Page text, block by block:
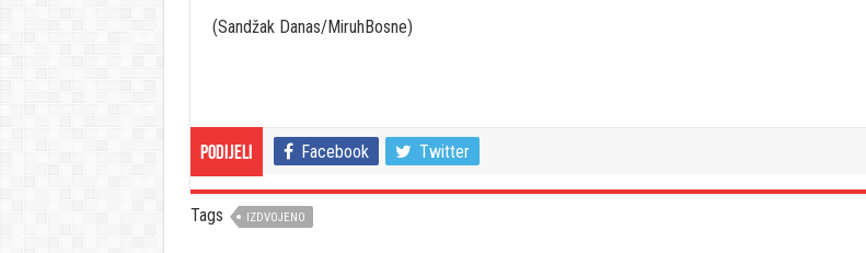
(Sandžak Danas/MiruhBosne)
Podijeli Facebook Twitter
Tags IZDVOJENO